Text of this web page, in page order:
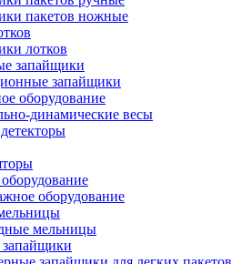
пакетов ножные
лотков
запайщики
запайщики
оборудование
динамические весы
оборудование
мельницы